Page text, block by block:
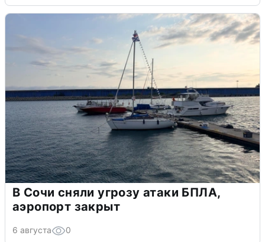
В Сочи сняли угрозу атаки БПЛА,
аэропорт закрыт
6 августа 0